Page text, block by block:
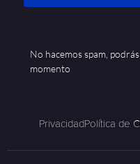
No hacemos spam,
momento
PrivacidadPolítica de